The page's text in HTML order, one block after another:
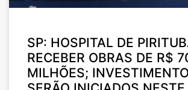
SP: HOSPITAL DE
RECEBER OBRAS DE R$
MILHÕES;